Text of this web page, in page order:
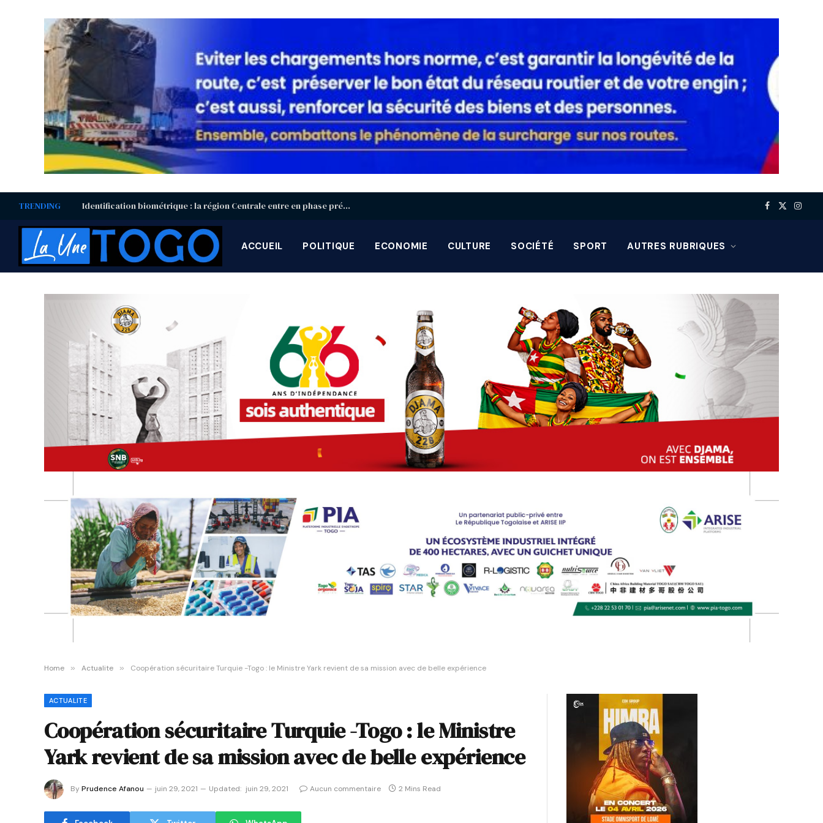
TRENDING Identification biométrique : la région Centrale entre en phase préparatoire avant la grande campagne d’août-septembre Facebook
X
ACCUEIL POLITIQUE ECONOMIE CULTURE SOCIÉTÉ SPORT AUTRES RUBRIQUES
Home » Actualite » Coopération sécuritaire Turquie -Togo : le Ministre Yark revient de sa mission avec de belle expérience
ACTUALITE
Coopération sécuritaire Turquie -Togo : le Ministre
Yark revient de sa mission avec de belle expérience
ByPrudence Afanou juin 29, 2021 Updated: juin 29, 2021 Aucun commentaire 2 Mins Read